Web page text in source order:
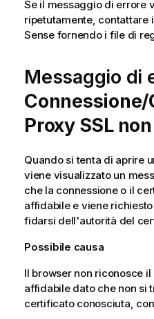
Se il messaggio di errore
ripetutamente, contattare
Sensefornendo i file di
Messaggio di
Proxy SSL
Quando si tenta di aprire
viene visualizzato un
che la connessione o il
affidabile e viene
fidarsi dell'autorità del
Possibile causa
Il browser non riconosce
affidabile dato che non si
certificato conosciuta,